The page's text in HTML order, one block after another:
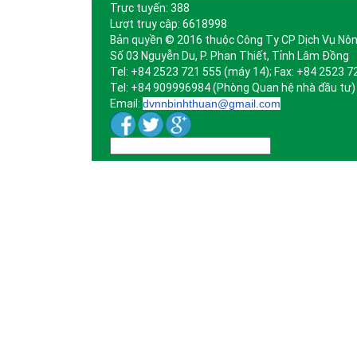
Trực tuyến: 388
Lượt truy cập: 6618998
Bản quyền © 2016 thuộc Công Ty CP Dịch Vụ
Số 03 Nguyễn Du, P. Phan Thiết, Tỉnh Lâm Đồng
Tel: +84 2523 721 555 (máy 14); Fax: +84 2523
Tel: +84 909996984 (Phòng Quan hệ nhà đầu tư)
Email: dvnnbinhthuan@gmail.com